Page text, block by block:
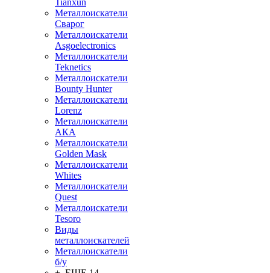
Tianxun
Металлоискатели
Сварог
Металлоискатели
Asgoelectronics
Металлоискатели
Teknetics
Металлоискатели
Bounty Hunter
Металлоискатели
Lorenz
Металлоискатели
АКА
Металлоискатели
Golden Mask
Металлоискатели
Whites
Металлоискатели
Quest
Металлоискатели
Tesoro
Виды
металлоискателей
Металлоискатели
б/у